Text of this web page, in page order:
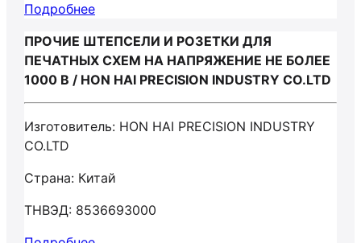
Подробнее
ПРОЧИЕ ШТЕПСЕЛИ И РОЗЕТКИ ДЛЯ
ПЕЧАТНЫХ СХЕМ НА НАПРЯЖЕНИЕ НЕ БОЛЕЕ
1000 В / HON HAI PRECISION INDUSTRY CO.LTD
Изготовитель: HON HAI PRECISION INDUSTRY
CO.LTD
Страна: Китай
ТНВЭД: 8536693000